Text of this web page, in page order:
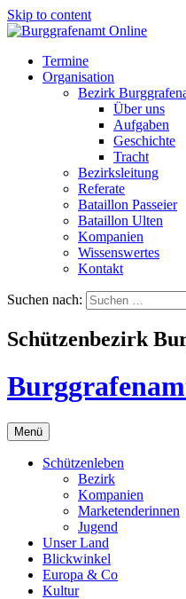
Skip to content
Termine
Organisation
Bezirk
Über uns
Aufgaben
Geschichte
Tracht
Bezirksleitung
Referate
Bataillon Passeier
Bataillon Ulten
Kompanien
Wissenswertes
Kontakt
Suchen nach:
Schützenbezirk
Menü
Schützenleben
Bezirk
Kompanien
Marketenderinnen
Jugend
Unser Land
Blickwinkel
Europa & Co
Kultur